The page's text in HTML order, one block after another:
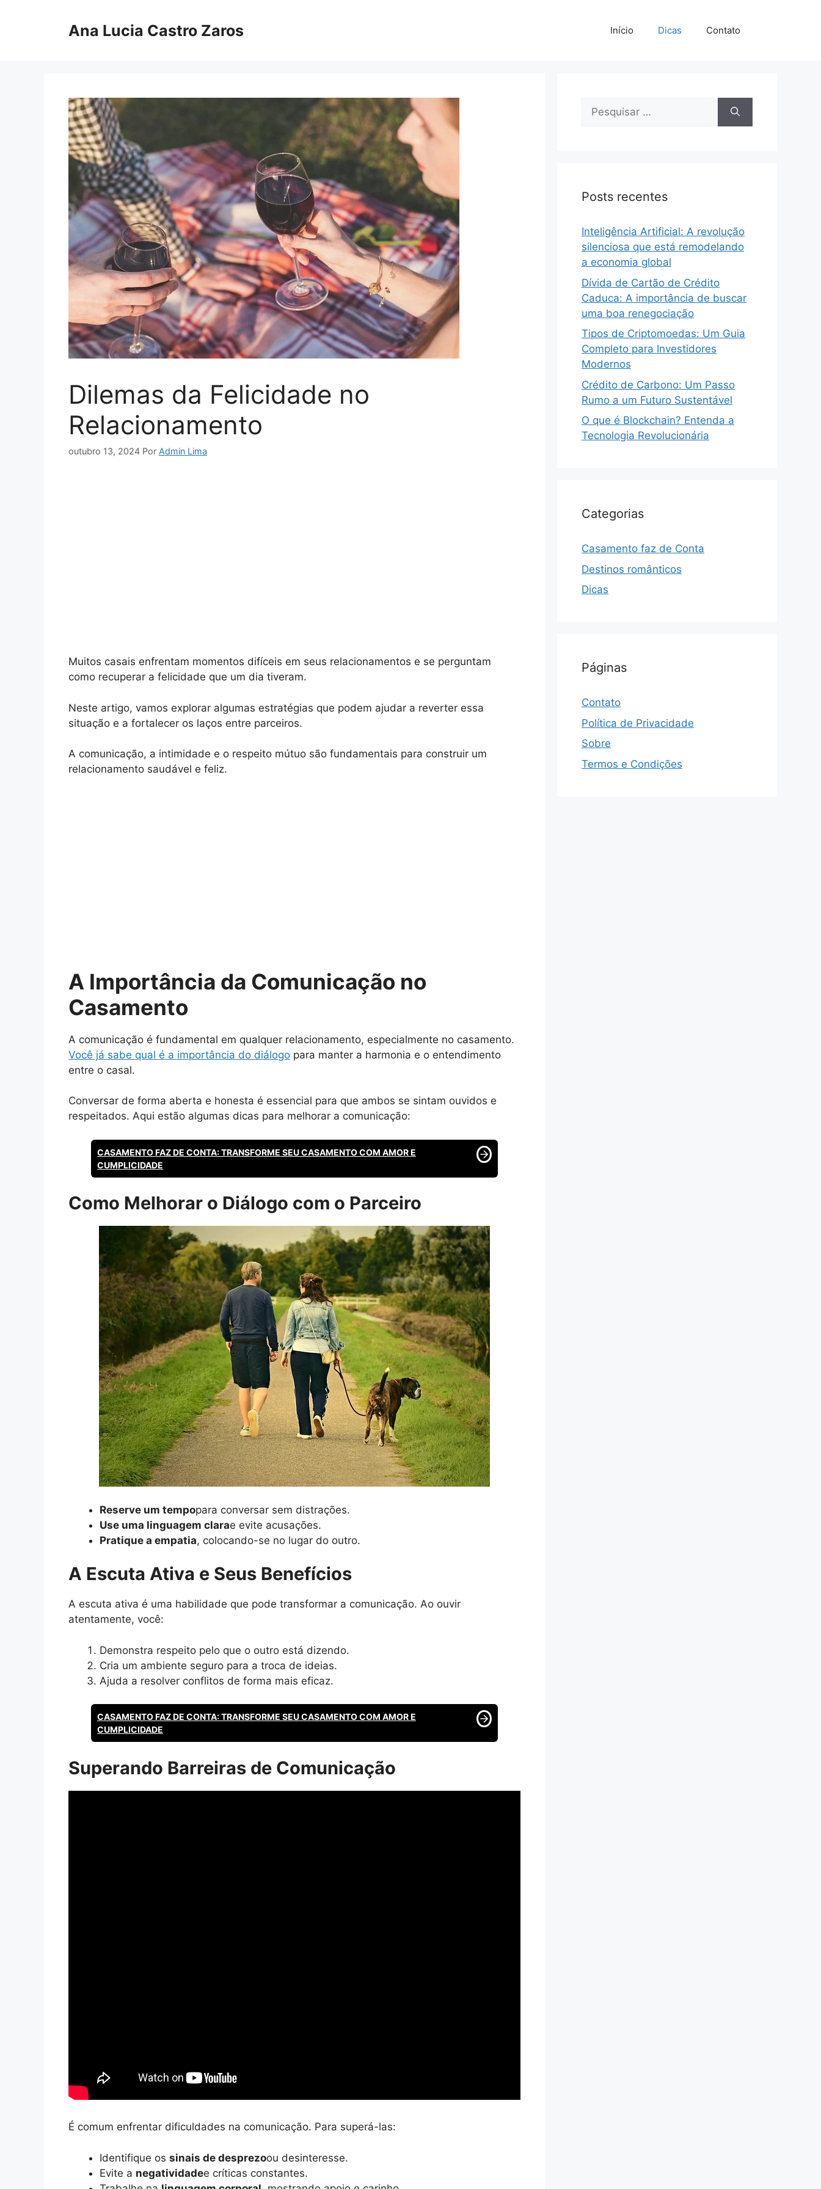
Ana Lucia Castro Zaros Início Dicas Contato
Dilemas da Felicidade no
Relacionamento
outubro 13, 2024 Por Admin Lima
Muitos casais enfrentam momentos difíceis em seus relacionamentos e se perguntam
como recuperar a felicidade que um dia tiveram.
Neste artigo, vamos explorar algumas estratégias que podem ajudar a reverter essa
situação e a fortalecer os laços entre parceiros.
A comunicação, a intimidade e o respeito mútuo são fundamentais para construir um
relacionamento saudável e feliz.
A Importância da Comunicação no
Casamento
A comunicação é fundamental em qualquer relacionamento, especialmente no casamento.
Você já sabe qual é a importância do diálogo para manter a harmonia e o entendimento
entre o casal.
Conversar de forma aberta e honesta é essencial para que ambos se sintam ouvidos e
respeitados. Aqui estão algumas dicas para melhorar a comunicação:
CASAMENTO FAZ DE CONTA: TRANSFORME SEU CASAMENTO COM AMOR E
CUMPLICIDADE
Como Melhorar o Diálogo com o Parceiro
Reserve um tempopara conversar sem distrações.
Use uma linguagem clarae evite acusações.
Pratique a empatia, colocando-se no lugar do outro.
A Escuta Ativa e Seus Benefícios
A escuta ativa é uma habilidade que pode transformar a comunicação. Ao ouvir
atentamente, você:
Demonstra respeito pelo que o outro está dizendo.
Cria um ambiente seguro para a troca de ideias.
Ajuda a resolver conflitos de forma mais eficaz.
CASAMENTO FAZ DE CONTA: TRANSFORME SEU CASAMENTO COM AMOR E
CUMPLICIDADE
Superando Barreiras de Comunicação
É comum enfrentar dificuldades na comunicação. Para superá-las:
Identifique os sinais de desprezoou desinteresse.
Evite a negatividadee críticas constantes.
Pesquisar
Posts recentes
Inteligência Artificial: A revolução
silenciosa que está remodelando
a economia global
Dívida de Cartão de Crédito
Caduca: A importância de buscar
uma boa renegociação
Tipos de Criptomoedas: Um Guia
Completo para Investidores
Modernos
Crédito de Carbono: Um Passo
Rumo a um Futuro Sustentável
O que é Blockchain? Entenda a
Tecnologia Revolucionária
Categorias
Casamento faz de Conta
Destinos românticos
Dicas
Páginas
Contato
Política de Privacidade
Sobre
Termos e Condições